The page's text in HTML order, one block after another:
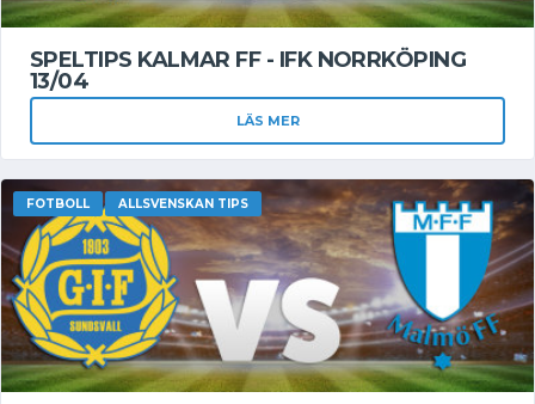
SPELTIPS KALMAR FF - IFK NORRKÖPING
13/04
LÄS MER
FOTBOLL ALLSVENSKAN TIPS